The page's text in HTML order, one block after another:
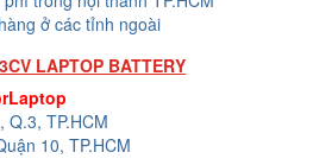
ở các tỉnh ngoài
LAPTOP BATTERY
Q.3, TP.HCM
10, TP.HCM